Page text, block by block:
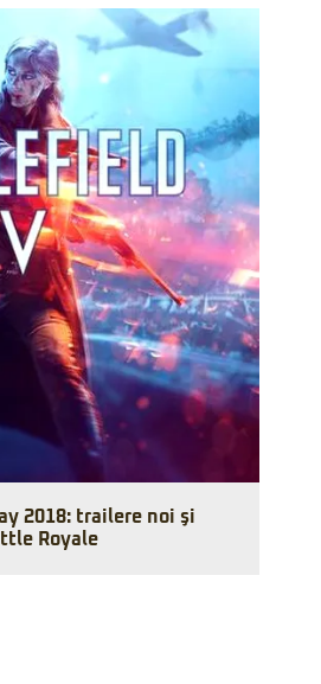
2018: trailere noi şi
Royale